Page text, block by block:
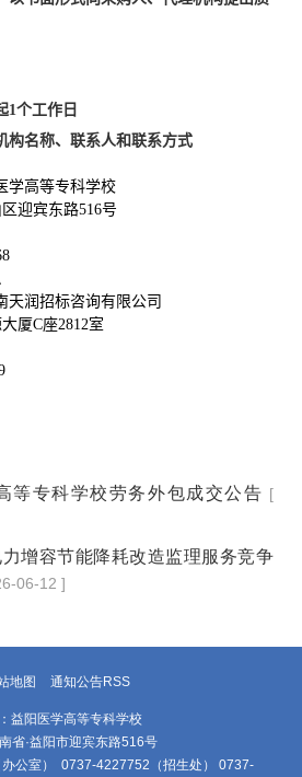
1个工作日
构名称、联系人和联系方式
学高等专科学校
迎宾东路516号
天润招标咨询有限公司
厦C座2812室
等专科学校劳务外包成交公告 [
增容节能降耗改造监理服务竞争
06-12 ]
地图 通知公告RSS
益阳医学高等专科学校
省·益阳市迎宾东路516号
公室） 0737-4227752（招生处） 0737-